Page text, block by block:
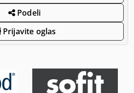
Podeli
Prijavite oglas